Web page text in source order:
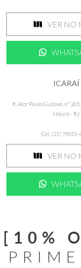
VER NO
ICARAÍ
R. Ator Paulo Gustavo, nº
Niterói - RJ
Cel: (21) 99051-
VER NO
[10%